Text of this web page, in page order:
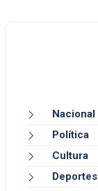
Nacional
Política
Cultura
Deportes